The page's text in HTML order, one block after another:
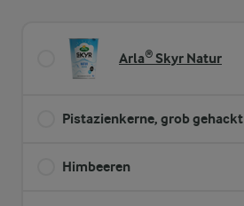
Arla® Skyr Natur
Pistazienkerne, grob gehackt
Himbeeren